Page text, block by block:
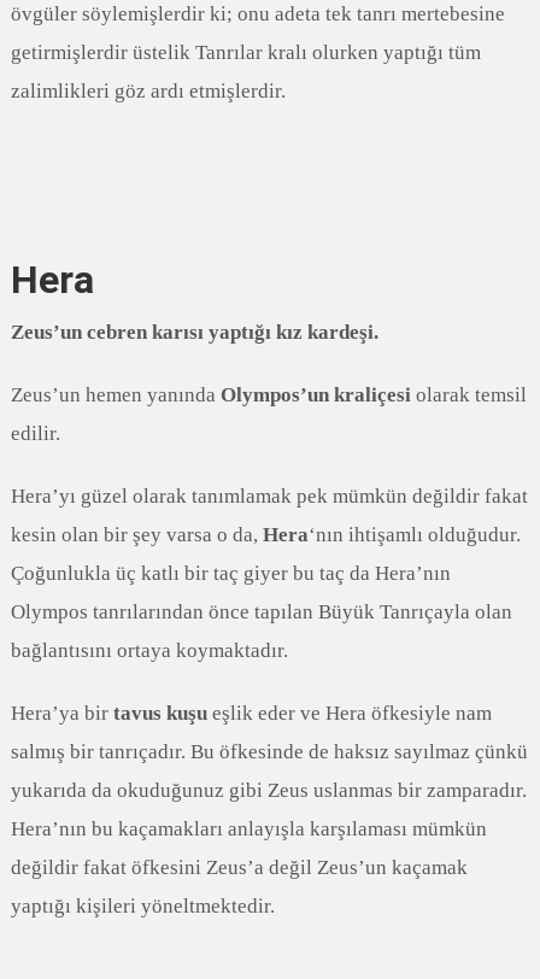
övgüler söylemişlerdir ki; onu adeta tek tanrı mertebesine
getirmişlerdir üstelik Tanrılar kralı olurken yaptığı tüm
zalimlikleri göz ardı etmişlerdir.
Hera
Zeus’un cebren karısı yaptığı kız kardeşi.
Zeus’un hemen yanında Olympos’un kraliçesiolarak temsil
edilir.
Hera’yı güzel olarak tanımlamak pek mümkün değildir fakat
kesin olan bir şey varsa o da, Hera‘nın ihtişamlı olduğudur.
Çoğunlukla üç katlı bir taç giyer bu taç da Hera’nın
Olympos tanrılarından önce tapılan Büyük Tanrıçayla olan
bağlantısını ortaya koymaktadır.
Hera’ya bir tavus kuşueşlik eder ve Hera öfkesiyle nam
salmış bir tanrıçadır. Bu öfkesinde de haksız sayılmaz çünkü
yukarıda da okuduğunuz gibi Zeus uslanmas bir zamparadır.
Hera’nın bu kaçamakları anlayışla karşılaması mümkün
değildir fakat öfkesini Zeus’a değil Zeus’un kaçamak
yaptığı kişileri yöneltmektedir.